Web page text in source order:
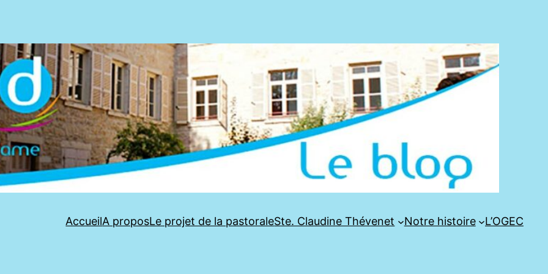
AccueilA proposLe projet de la pastoraleSte. Claudine Thévenet Notre histoire L’OGEC